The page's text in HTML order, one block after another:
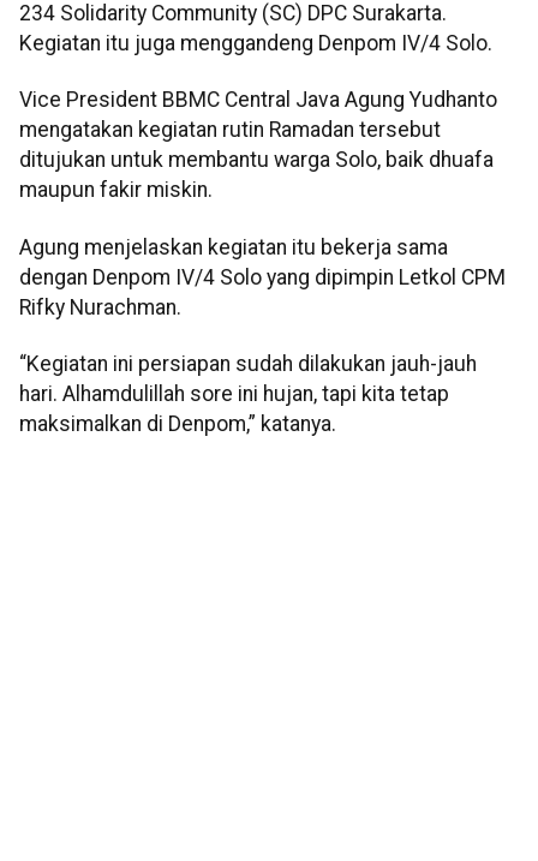
234 Solidarity Community (SC) DPC Surakarta.
Kegiatan itu juga menggandeng Denpom IV/4 Solo.
Vice President BBMC Central Java Agung Yudhanto
mengatakan kegiatan rutin Ramadan tersebut
ditujukan untuk membantu warga Solo, baik dhuafa
maupun fakir miskin.
Agung menjelaskan kegiatan itu bekerja sama
dengan Denpom IV/4 Solo yang dipimpin Letkol CPM
Rifky Nurachman.
“Kegiatan ini persiapan sudah dilakukan jauh-jauh
hari. Alhamdulillah sore ini hujan, tapi kita tetap
maksimalkan di Denpom,” katanya.